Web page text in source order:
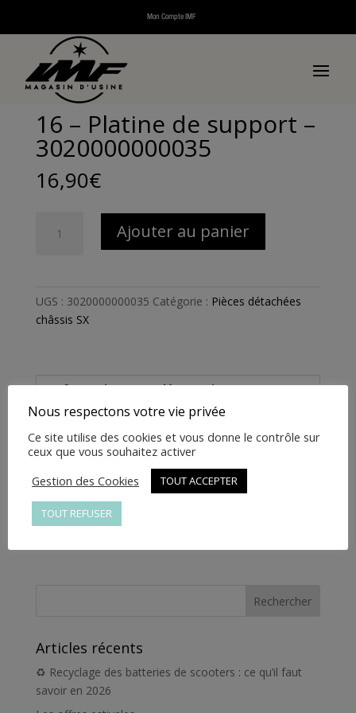
Mon Compte IMF
Accueil /Pièces détachées
thermiques/Pièces détachées SX
châssis SX / 16 – Platine de support – 3020000000035
16 – Platine de support –
3020000000035
16,90€
de
Ajouter au panier
UGS : 3020000000035 Catégorie : Pièces détachées
châssis SX
Informations complémentaires
Informations
complémentaires
1 kg
Articles récents
♻️ Recyclage des batteries de scooters : ce qu’il faut
savoir en 2026
Nous respectons votre vie privée
Ce site utilise des cookies et vous donne le contrôle sur
ceux que vous souhaitez activer
Gestion des Cookies
TOUT ACCEPTER
TOUT REFUSER